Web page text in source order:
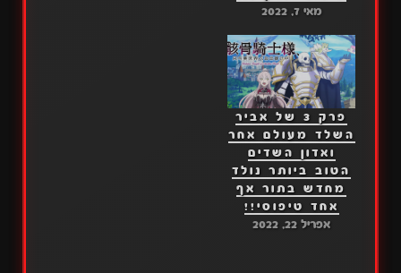
מאי 7, 2022
פרק 3 של אביר
השלד מעולם אחר
ואדון השדים
הטוב ביותר נולד
מחדש בתור אף
אחד טיפוסי!!
אפריל 22, 2022